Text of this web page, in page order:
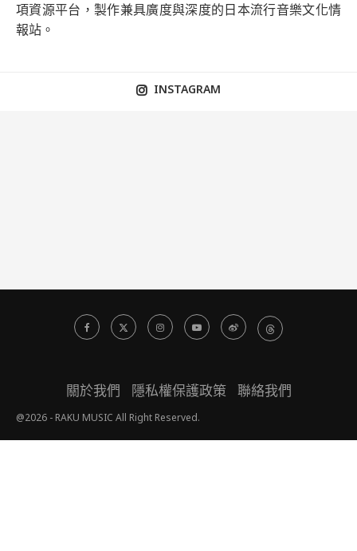
項資源平台，製作兼具廣度與深度的日本流行音樂文化情
報站。
INSTAGRAM
關於我們 隱私權保護政策 聯絡我們
@2026 - RAKU MUSIC All Right Reserved.